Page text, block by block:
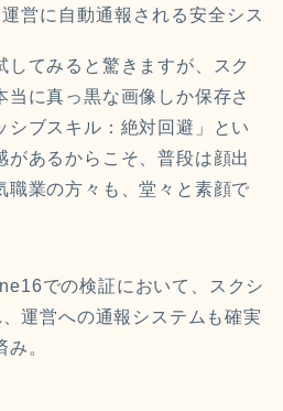
営に自動通報される安全シス
してみると驚きますが、スク
当に真っ黒な画像しか保存さ
シブスキル：絶対回避」とい
があるからこそ、普段は顔出
職業の方々も、堂々と素顔で
での検証において、スクシ
運営への通報システムも確実
。